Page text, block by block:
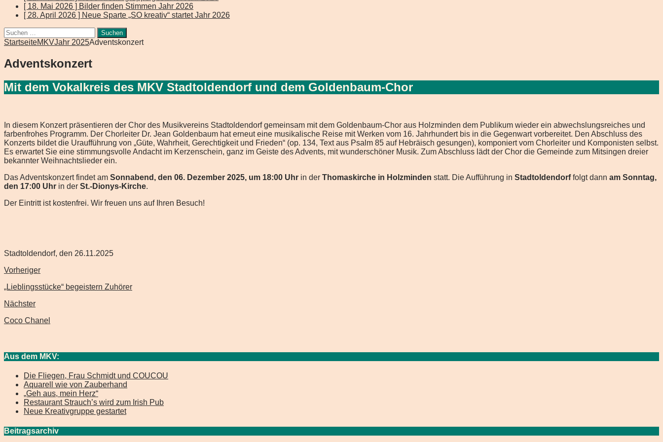
[ 18. Mai 2026 ] Bilder finden Stimmen Jahr 2026
[ 28. April 2026 ] Neue Sparte „SO kreativ“ startetJahr 2026
Suchen
nach:
StartseiteMKVJahr 2025Adventskonzert
Adventskonzert
Mit dem Vokalkreis des MKV Stadtoldendorf und dem Goldenbaum-Chor
In diesem Konzert präsentieren der Chor des Musikvereins Stadtoldendorf gemeinsam mit dem Goldenbaum-Chor aus Holzminden dem Publikum wieder ein abwechslungsreiches und
farbenfrohes Programm. Der Chorleiter Dr. Jean Goldenbaum hat erneut eine musikalische Reise mit Werken vom 16. Jahrhundert bis in die Gegenwart vorbereitet. Den Abschluss des
Konzerts bildet die Uraufführung von „Güte, Wahrheit, Gerechtigkeit und Frieden“ (op. 134, Text aus Psalm 85 auf Hebräisch gesungen), komponiert vom Chorleiter und Komponisten selbst.
Es erwartet Sie eine stimmungsvolle Andacht im Kerzenschein, ganz im Geiste des Advents, mit wunderschöner Musik. Zum Abschluss lädt der Chor die Gemeinde zum Mitsingen dreier
bekannter Weihnachtslieder ein.
Das Adventskonzert findet am Sonnabend, den 06. Dezember 2025, um 18:00 Uhr in der Thomaskirche in Holzminden statt. Die Aufführung in Stadtoldendorffolgt dann am Sonntag,
den 17:00 Uhr in der St.-Dionys-Kirche.
Der Eintritt ist kostenfrei. Wir freuen uns auf Ihren Besuch!
Stadtoldendorf, den 26.11.2025
Vorheriger
„Lieblingsstücke“ begeistern Zuhörer
Nächster
Coco Chanel
Aus dem MKV:
Die Fliegen, Frau Schmidt und COUCOU
Aquarell wie von Zauberhand
„Geh aus, mein Herz“
Restaurant Strauch’s wird zum Irish Pub
Neue Kreativgruppe gestartet
Beitragsarchiv